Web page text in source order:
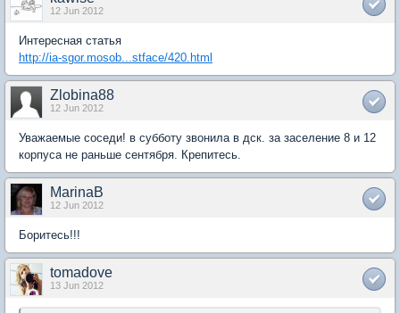
12 Jun 2012
Интересная статья
http://ia-sgor.mosob...stface/420.html
Zlobina88
12 Jun 2012
Уважаемые соседи! в субботу звонила в дск. за заселение 8 и 12
корпуса не раньше сентября. Крепитесь.
MarinaB
12 Jun 2012
Боритесь!!!
tomadove
13 Jun 2012